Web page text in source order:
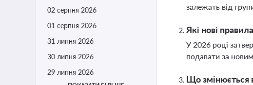
02 серпня 2026
01 серпня 2026
31 липня 2026
30 липня 2026
29 липня 2026
залежать від
Які нові
У 2026 році
подавати за
Що змінюється